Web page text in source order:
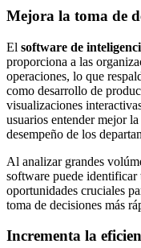
Mejora la toma de
El software de
proporciona a las
operaciones, lo que
como desarrollo de
visualizaciones
usuarios entender mejor
desempeño de los
Al analizar grandes
software puede identificar
oportunidades cruciales
toma de decisiones más
Incrementa la